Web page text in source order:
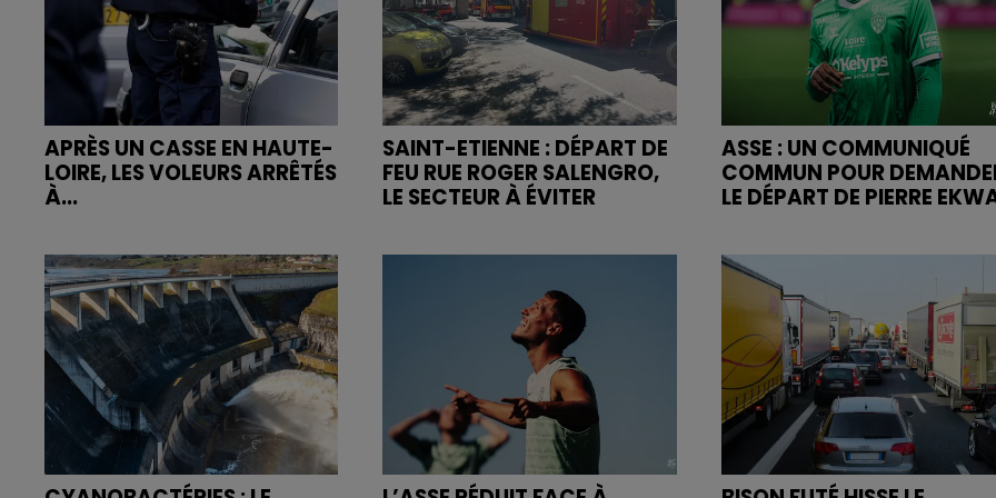
APRÈS UN CASSE EN HAUTE-
LOIRE, LES VOLEURS ARRÊTÉS
À...
SAINT-ETIENNE : DÉPART DE
FEU RUE ROGER SALENGRO,
LE SECTEUR À ÉVITER
ASSE : UN COMMUNIQUÉ
COMMUN POUR
LE DÉPART DE PIERRE